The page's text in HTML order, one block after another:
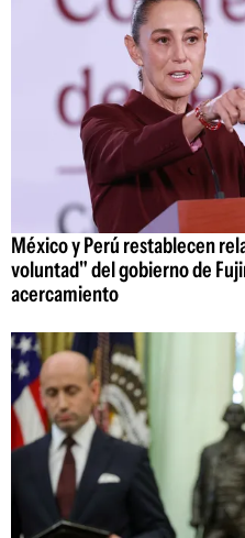
México y Perú restablecen
voluntad" del gobierno de
acercamiento